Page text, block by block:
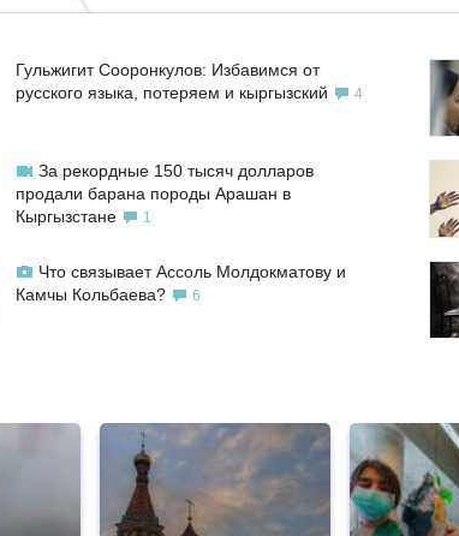
Гульжигит Сооронкулов: Избавимся от
русского языка, потеряем и кыргызский
4
За рекордные 150 тысяч долларов
продали барана породы Арашан в
Кыргызстане
1
Что связывает Ассоль Молдокматову и
Камчы Кольбаева?
6